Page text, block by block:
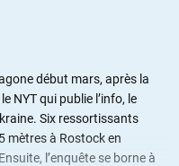
début mars, après la
NYT qui publie l’info, le
Six ressortissants
mètres à Rostock en
l’enquête se borne à